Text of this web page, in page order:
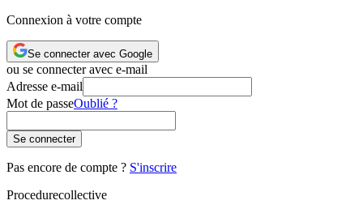
Connexion à votre compte
Se connecter avec Google
ou se connecter avec e-mail
Adresse e-mail
Mot de passeOublié ?
Se connecter
Pas encore de compte ? S'inscrire
Procedurecollective